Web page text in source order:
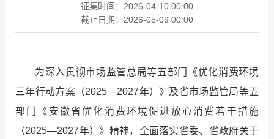
征集时间： 2026-04-10 00:00
截止日期： 2026-05-09 00:00
为深入贯彻市场监管总局等五部门《优化消费环境
三年行动方案（2025—2027年）》及省市场监管局等五
部门《安徽省优化消费环境促进放心消费若干措施
（2025—2027年）》精神，全面落实省委、省政府关于